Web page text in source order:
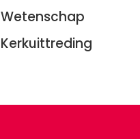
Wetenschap
Kerkuittreding